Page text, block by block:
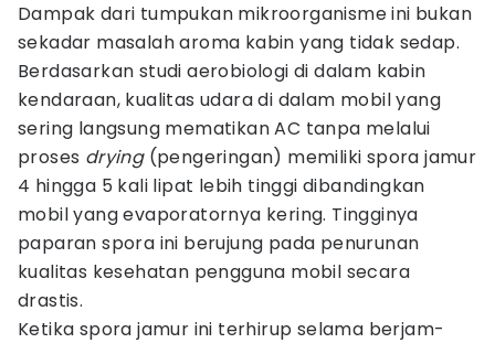
Dampak dari tumpukan mikroorganisme ini bukan
sekadar masalah aroma kabin yang tidak sedap.
Berdasarkan studi aerobiologi di dalam kabin
kendaraan, kualitas udara di dalam mobil yang
sering langsung mematikan AC tanpa melalui
proses drying(pengeringan) memiliki spora jamur
4 hingga 5 kali lipat lebih tinggi dibandingkan
mobil yang evaporatornya kering. Tingginya
paparan spora ini berujung pada penurunan
kualitas kesehatan pengguna mobil secara
drastis.
Ketika spora jamur ini terhirup selama berjam-